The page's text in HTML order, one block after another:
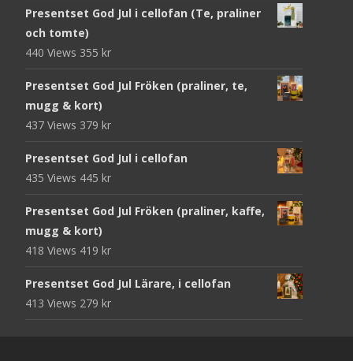
Presentset God Jul i cellofan (Te, praliner
och tomte)
440 Views 355 kr
Presentset God Jul Fröken (praliner, te,
mugg & kort)
437 Views 379 kr
Presentset God Jul i cellofan
435 Views 445 kr
Presentset God Jul Fröken (praliner, kaffe,
mugg & kort)
418 Views 419 kr
Presentset God Jul Lärare, i cellofan
413 Views 279 kr